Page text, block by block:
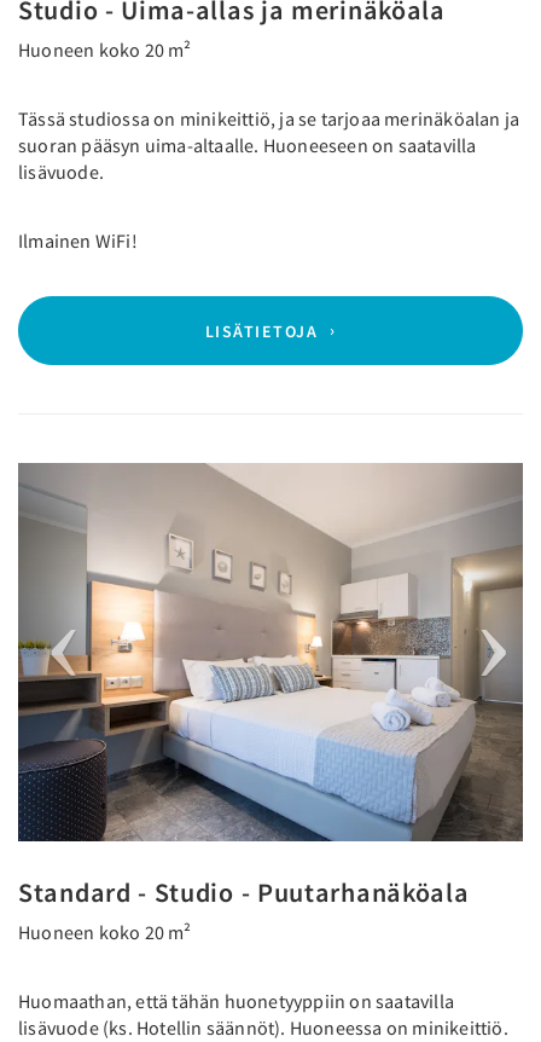
Studio - Uima-allas ja merinäköala
Huoneen koko 20 m²
Tässä studiossa on minikeittiö, ja se tarjoaa merinäköalan ja
suoran pääsyn uima-altaalle. Huoneeseen on saatavilla
lisävuode.
Ilmainen WiFi!
LISÄTIETOJA
Standard - Studio - Puutarhanäköala
Huoneen koko 20 m²
Huomaathan, että tähän huonetyyppiin on saatavilla
lisävuode (ks. Hotellin säännöt). Huoneessa on minikeittiö.